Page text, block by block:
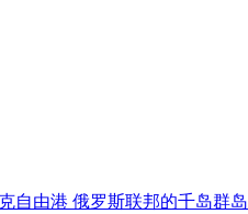
自由港 俄罗斯联邦的千岛群岛